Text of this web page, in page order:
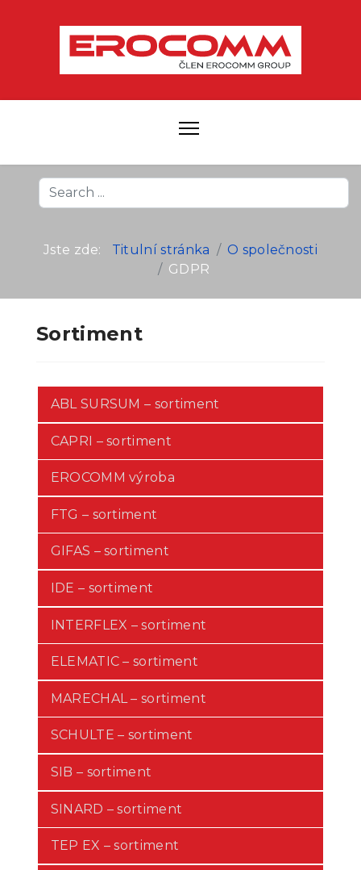
Search
...
Jste zde: Titulní stránka
O společnosti
GDPR
Sortiment
ABL SURSUM – sortiment
CAPRI – sortiment
EROCOMM výroba
FTG – sortiment
GIFAS – sortiment
IDE – sortiment
INTERFLEX – sortiment
ELEMATIC – sortiment
MARECHAL – sortiment
SCHULTE – sortiment
SIB – sortiment
SINARD – sortiment
TEP EX – sortiment